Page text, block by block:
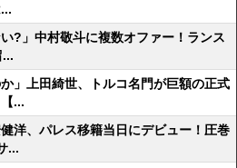
?」中村敬斗に複数オファー！ランス
」上田綺世、トルコ名門が巨額の正式
...
洋、パレス移籍当日にデビュー！圧巻
...